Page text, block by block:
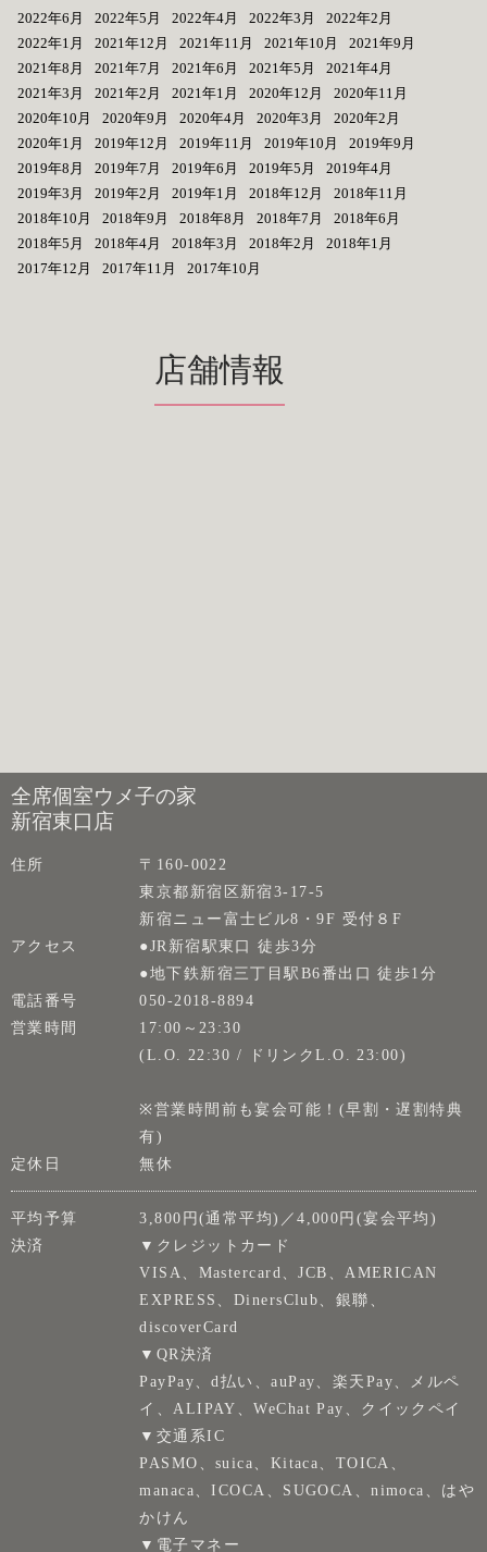
2022年6月
2022年5月 2022年4月 2022年3月
2022年2月
2022年1月
2021年12月 2021年11月 2021年10月
2021年9月
2021年8月
2021年7月 2021年6月 2021年5月
2021年4月
2021年3月
2021年2月 2021年1月 2020年12月
2020年11月
2020年10月
2020年9月 2020年4月 2020年3月
2020年2月
2020年1月
2019年12月 2019年11月 2019年10月
2019年9月
2019年8月
2019年7月 2019年6月 2019年5月
2019年4月
2019年3月
2019年2月 2019年1月 2018年12月
2018年11月
2018年10月
2018年9月 2018年8月 2018年7月
2018年6月
2018年5月
2018年4月 2018年3月 2018年2月
2018年1月
2017年12月
2017年11月 2017年10月
店舗情報
全席個室ウメ子の家
新宿東口店
住所
〒160-0022
東京都新宿区新宿3-17-5
新宿ニュー富士ビル8・9F 受付８F
アクセス
●JR新宿駅東口 徒歩3分
●地下鉄新宿三丁目駅B6番出口 徒歩1分
電話番号
050-2018-8894
営業時間
17:00～23:30
(L.O. 22:30 / ドリンクL.O. 23:00)
※営業時間前も宴会可能！(早割・遅割特典
有)
定休日
無休
平均予算
3,800円(通常平均)／4,000円(宴会平均)
決済
▼クレジットカード
VISA、Mastercard、JCB、AMERICAN
EXPRESS、DinersClub、銀聯、
discoverCard
▼QR決済
PayPay、d払い、auPay、楽天Pay、メルペ
イ、ALIPAY、WeChat Pay、クイックペイ
▼交通系IC
PASMO、suica、Kitaca、TOICA、
manaca、ICOCA、SUGOCA、nimoca、はや
かけん
▼電子マネー